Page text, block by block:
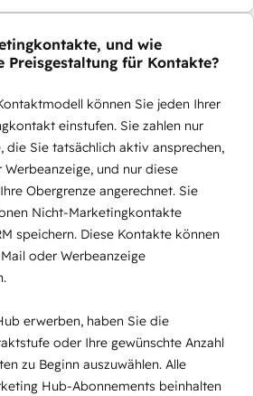
und wie
für Kontakte?
können Sie jeden Ihrer
einstufen. Sie zahlen nur
die Sie tatsächlich aktiv ansprechen,
und nur diese
Obergrenze angerechnet. Sie
Nicht-Marketingkontakte
speichern. Diese Kontakte können
oder Werbeanzeige
erwerben, haben Sie die
oder Ihre gewünschte Anzahl
zu Beginn auszuwählen. Alle
Hub-Abonnements beinhalten